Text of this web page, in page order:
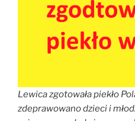
Lewica zgotowała piekło
zdeprawowano dzieci i